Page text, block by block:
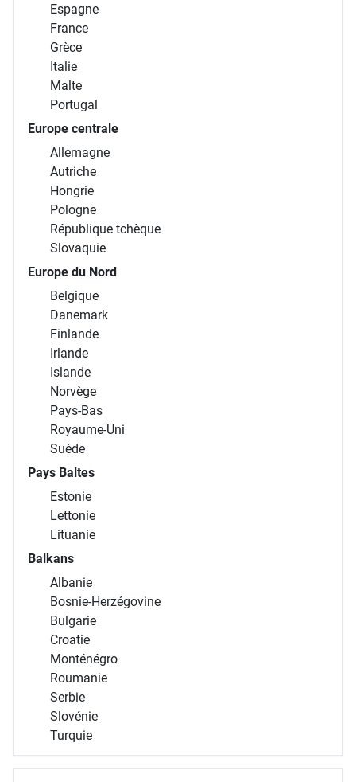
Espagne
France
Grèce
Italie
Malte
Portugal
Europe centrale
Allemagne
Autriche
Hongrie
Pologne
République tchèque
Slovaquie
Europe du Nord
Belgique
Danemark
Finlande
Irlande
Islande
Norvège
Pays-Bas
Royaume-Uni
Suède
Pays Baltes
Estonie
Lettonie
Lituanie
Balkans
Albanie
Bosnie-Herzégovine
Bulgarie
Croatie
Monténégro
Roumanie
Serbie
Slovénie
Turquie